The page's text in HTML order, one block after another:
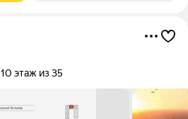
10 этаж из 35